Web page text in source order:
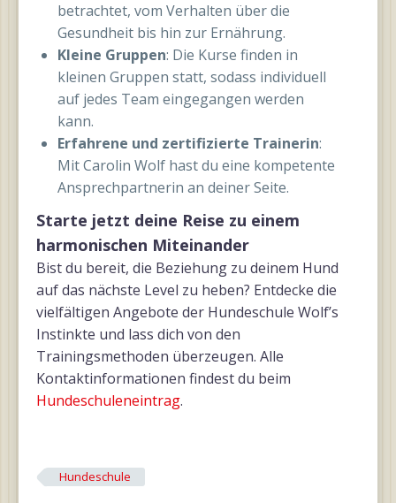
betrachtet, vom Verhalten über die
Gesundheit bis hin zur Ernährung.
Kleine Gruppen: Die Kurse finden in
kleinen Gruppen statt, sodass individuell
auf jedes Team eingegangen werden
kann.
Erfahrene und zertifizierte Trainerin:
Mit Carolin Wolf hast du eine kompetente
Ansprechpartnerin an deiner Seite.
Starte jetzt deine Reise zu einem
harmonischen Miteinander
Bist du bereit, die Beziehung zu deinem Hund
auf das nächste Level zu heben? Entdecke die
vielfältigen Angebote der Hundeschule Wolf’s
Instinkte und lass dich von den
Trainingsmethoden überzeugen. Alle
Kontaktinformationen findest du beim
Hundeschuleneintrag.
Hundeschule